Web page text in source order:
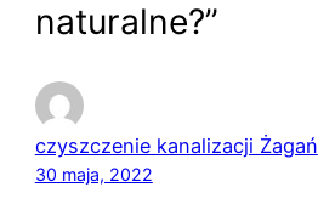
naturalne?”
czyszczenie kanalizacji Żagań
30 maja, 2022